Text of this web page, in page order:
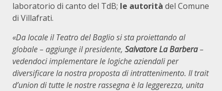
laboratorio di canto del TdB; le autorità del Comune
di Villafrati.
«Da locale il Teatro del Baglio si sta proiettando al
globale – aggiunge il presidente, Salvatore La Barbera–
vedendoci implementare le logiche aziendali per
diversificare la nostra proposta di intrattenimento. Il trait
d’union di tutte le nostre rassegna è la leggerezza, unita